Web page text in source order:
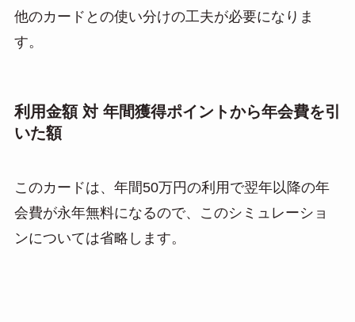
他のカードとの使い分けの工夫が必要になりま
す。
利用金額 対 年間獲得ポイントから年会費を引
いた額
このカードは、年間50万円の利用で翌年以降の年
会費が永年無料になるので、このシミュレーショ
ンについては省略します。